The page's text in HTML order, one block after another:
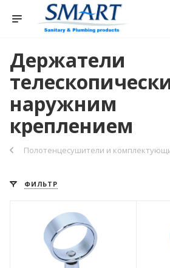
Держатели
наружним
креплением
Полотенцесушители и
ФИЛЬТР